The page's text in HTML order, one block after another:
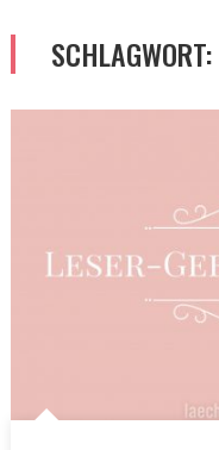
SCHLAGWORT: